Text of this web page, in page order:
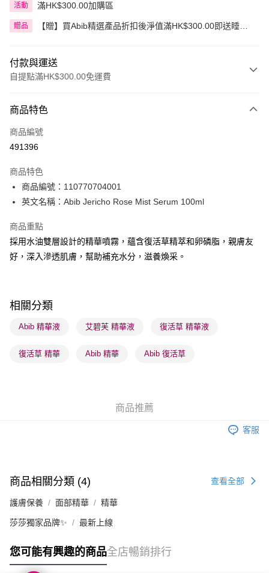
活動 滿HK$300.00加購區
贈品
【贈】買Abib精選產品折扣後淨值滿HK$300.00即送睡眠
付款與運送
自提點滿HK$300.00免運費
信用卡
Apple Pay
PayMe
WeChat Pay
BoC Pay
送貨方式
每筆HK$65.00，滿HK$300.00或以上免運費
確認發貨後1-3 工作天送達，訂單將隨機分配至SF順豐速運或京東
(香港門市) 只顯示可選門市。確認發貨後2-5個工作天到店，3天內
取。逾期會取消訂單，並不會安排重寄
商品特色
商品編號
491396
商品特色
商品編號：110770704001
英文名稱：Abib Jericho Rose Mist Serum 100ml
商品重點
採用水油雙層設計的精華噴霧，蘊含復活草精萃和卵磷脂，親膚友
好，深入滲透肌膚，幫助補充水分，滋養煥采。
相關分類
Abib 精華液 艾碧芙 精華液 復活草 精華液
復活草 精華 Abib 精華 Abib 復活草
商品推薦
客服
商品相關分類 (4) 查看全部
護膚保養 面部精華 精華
莎莎獨家品牌✨ 最新上線
您可能有興趣的商品全店暢銷排行